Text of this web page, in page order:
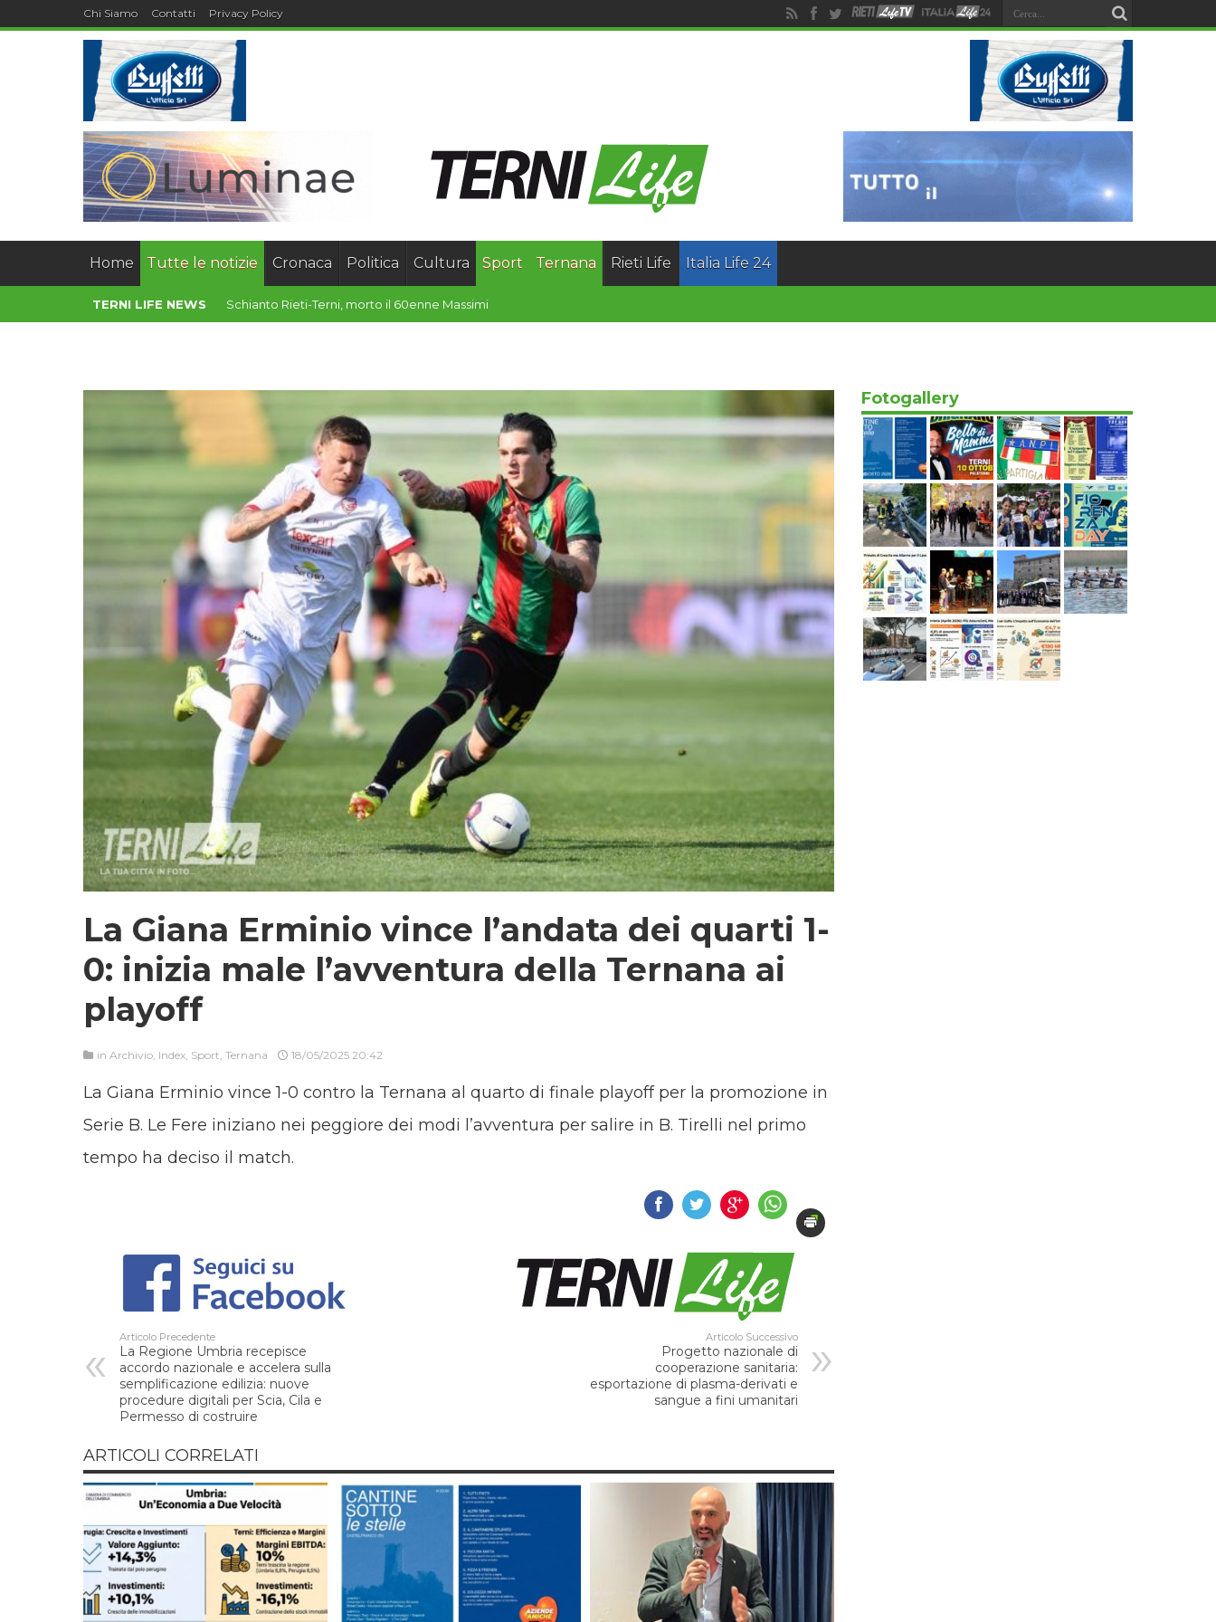
Chi Siamo Contatti Privacy Policy
Home Tutte le notizie Cronaca Politica Cultura Sport Ternana Rieti Life Italia Life 24
TERNI LIFE NEWS Schianto Rieti-Terni, morto il 60enne Massimiliano Cherubini. Sono sett
La Giana Erminio vince l’andata dei quarti 1-
0: inizia male l’avventura della Ternana ai
playoff
in Archivio Index Sport Ternana 18/05/2025 20:42
La Giana Erminio vince 1-0 contro la Ternana al quarto di finale playoff per la promozione in
Serie B. Le Fere iniziano nei peggiore dei modi l’avventura per salire in B. Tirelli nel primo
tempo ha deciso il match.
Articolo Precedente
La Regione Umbria recepisce
accordo nazionale e accelera sulla
semplificazione edilizia: nuove
procedure digitali per Scia, Cila e
Permesso di costruire
Articolo Successivo
Progetto nazionale di
cooperazione sanitaria:
esportazione di plasma-derivati e
sangue a fini umanitari
ARTICOLI CORRELATI
Fotogallery